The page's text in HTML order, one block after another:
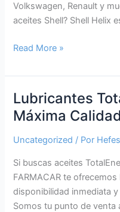
Farmacar.net
Volkswagen, Renault y
aceites Shell? Shell Helix
Lubricantes
en
Canarias:
Calidad
Premium
al
Precio
Read More »
Lubricantes
Máxima
Uncategorized / Por
Si buscas aceites
FARMACAR te
disponibilidad inmediata
Somos tu punto de venta